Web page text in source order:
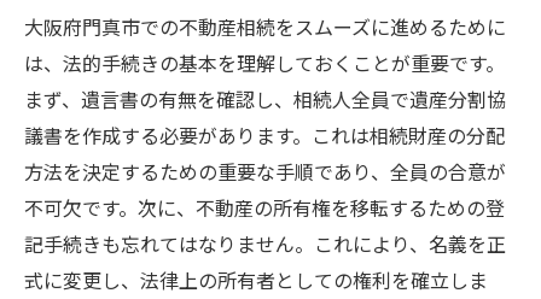
大阪府門真市での不動産相続をスムーズに進めるために
は、法的手続きの基本を理解しておくことが重要です。
まず、遺言書の有無を確認し、相続人全員で遺産分割協
議書を作成する必要があります。これは相続財産の分配
方法を決定するための重要な手順であり、全員の合意が
不可欠です。次に、不動産の所有権を移転するための登
記手続きも忘れてはなりません。これにより、名義を正
式に変更し、法律上の所有者としての権利を確立しま